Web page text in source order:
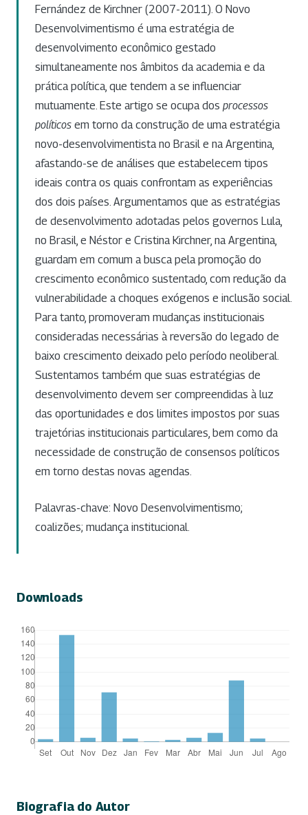
Fernández de Kirchner (2007-2011). O Novo
Desenvolvimentismo é uma estratégia de
desenvolvimento econômico gestado
simultaneamente nos âmbitos da academia e da
prática política, que tendem a se influenciar
mutuamente. Este artigo se ocupa dos processos
políticos em torno da construção de uma estratégia
novo-desenvolvimentista no Brasil e na Argentina,
afastando-se de análises que estabelecem tipos
ideais contra os quais confrontam as experiências
dos dois países. Argumentamos que as estratégias
de desenvolvimento adotadas pelos governos Lula,
no Brasil, e Néstor e Cristina Kirchner, na Argentina,
guardam em comum a busca pela promoção do
crescimento econômico sustentado, com redução da
vulnerabilidade a choques exógenos e inclusão social.
Para tanto, promoveram mudanças institucionais
consideradas necessárias à reversão do legado de
baixo crescimento deixado pelo período neoliberal.
Sustentamos também que suas estratégias de
desenvolvimento devem ser compreendidas à luz
das oportunidades e dos limites impostos por suas
trajetórias institucionais particulares, bem como da
necessidade de construção de consensos políticos
em torno destas novas agendas.
Palavras-chave: Novo Desenvolvimentismo;
coalizões; mudança institucional.
Downloads
Biografia do Autor